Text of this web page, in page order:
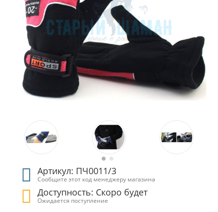
Артикул: ПЧ0011/3
Сообщите этот код менеджеру магазина
Доступность: Скоро будет
Ожидается поступление